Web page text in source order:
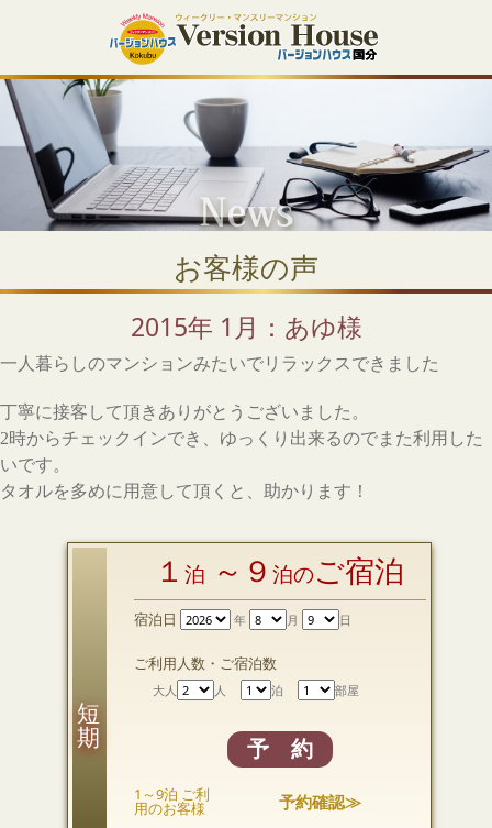
お客様の声
2015年 1月：あゆ様
一人暮らしのマンションみたいでリラックスできました
丁寧に接客して頂きありがとうございました。
2時からチェックインでき、ゆっくり出来るのでまた利用した
いです。
タオルを多めに用意して頂くと、助かります！
１ 泊 ～９ 泊のご宿泊
宿泊日 年 月 日
ご利用人数・ご宿泊数
大人 人 泊 部屋
予 約
1～9泊 ご利
用のお客様 予約確認≫